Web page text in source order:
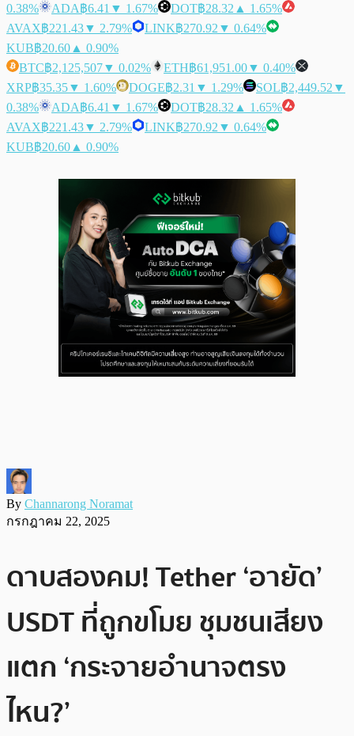
0.38%
ADA฿6.41 ▼ 1.67% DOT฿28.32 ▲ 1.65%
AVAX฿221.43▼ 2.79% LINK฿270.92 ▼ 0.64%
KUB฿20.60 ▲ 0.90%
BTC฿2,125,507▼ 0.02% ETH฿61,951.00▼ 0.40%
XRP฿35.35▼ 1.60% DOGE฿2.31 ▼ 1.29% SOL฿2,449.52 ▼
0.38%
ADA฿6.41 ▼ 1.67% DOT฿28.32 ▲ 1.65%
AVAX฿221.43▼ 2.79% LINK฿270.92 ▼ 0.64%
KUB฿20.60 ▲ 0.90%
By Channarong Noramat
กรกฎาคม 22, 2025
ดาบสองคม! Tether ‘อายัด’
USDT ที่ถูกขโมย ชุมชนเสียง
แตก ‘กระจายอำนาจตรง
ไหน?’